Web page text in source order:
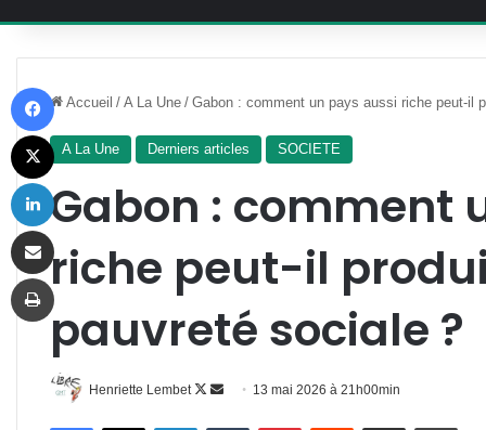
Accueil / A La Une / Gabon : comment un pays aussi riche peut-il
A La Une Derniers articles SOCIETE
Gabon : comment
riche peut-il
pauvreté sociale ?
Henriette Lembet
Follow
Envoyer13 mai 2026 à 21h00min
FacebookX LinkedinTumblr PinterestReddit Partager par email
X
Imprimer